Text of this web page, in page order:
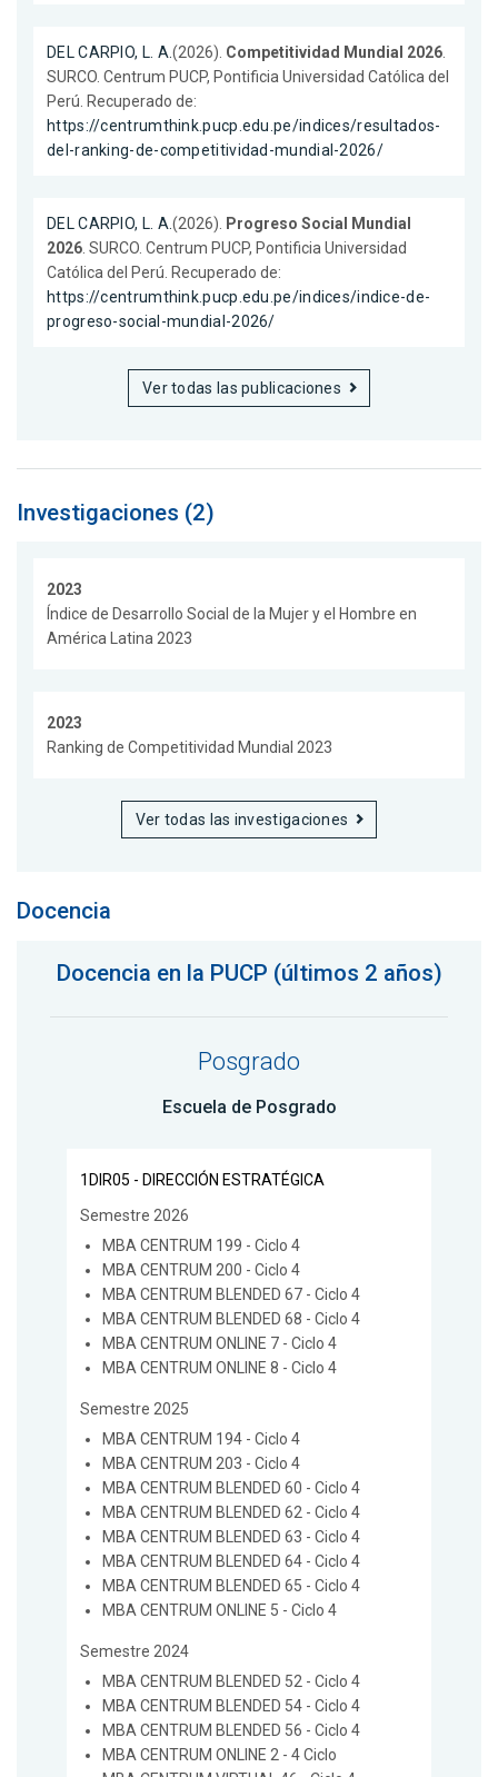
DEL CARPIO, L. A.(2026). Competitividad Mundial 2026
SURCO. Centrum PUCP, Pontificia Universidad Católica del
Perú. Recuperado de:
https://centrumthink.pucp.edu.pe/indices/resultados-
del-ranking-de-competitividad-mundial-2026/
DEL CARPIO, L. A.(2026).
Progreso Social Mundial
2026 . SURCO. Centrum PUCP, Pontificia Universidad
Católica del Perú. Recuperado de:
https://centrumthink.pucp.edu.pe/indices/indice-de-
progreso-social-mundial-2026/
Ver todas las publicaciones
Investigaciones (2)
2023
Índice de Desarrollo Social de la Mujer y el Hombre en
América Latina 2023
2023
Ranking de Competitividad Mundial 2023
Ver todas las investigaciones
Docencia
Docencia en la PUCP (últimos 2 años)
Posgrado
Escuela de Posgrado
1DIR05 - DIRECCIÓN ESTRATÉGICA
Semestre 2026
MBA CENTRUM 199 - Ciclo 4
MBA CENTRUM 200 - Ciclo 4
MBA CENTRUM BLENDED 67 - Ciclo 4
MBA CENTRUM BLENDED 68 - Ciclo 4
MBA CENTRUM ONLINE 7 - Ciclo 4
MBA CENTRUM ONLINE 8 - Ciclo 4
Semestre 2025
MBA CENTRUM 194 - Ciclo 4
MBA CENTRUM 203 - Ciclo 4
MBA CENTRUM BLENDED 60 - Ciclo 4
MBA CENTRUM BLENDED 62 - Ciclo 4
MBA CENTRUM BLENDED 63 - Ciclo 4
MBA CENTRUM BLENDED 64 - Ciclo 4
MBA CENTRUM BLENDED 65 - Ciclo 4
MBA CENTRUM ONLINE 5 - Ciclo 4
Semestre 2024
MBA CENTRUM BLENDED 52 - Ciclo 4
MBA CENTRUM BLENDED 54 - Ciclo 4
MBA CENTRUM BLENDED 56 - Ciclo 4
MBA CENTRUM ONLINE 2 - 4 Ciclo